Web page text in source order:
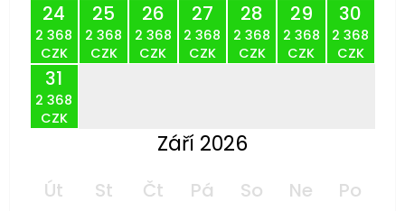
24
2 368
CZK
25
2 368
CZK
26
2 368
CZK
27
2 368
CZK
28
2 368
CZK
29
2 368
CZK
30
2 368
CZK
31
2 368
CZK
Září 2026
Út St Čt Pá So Ne Po